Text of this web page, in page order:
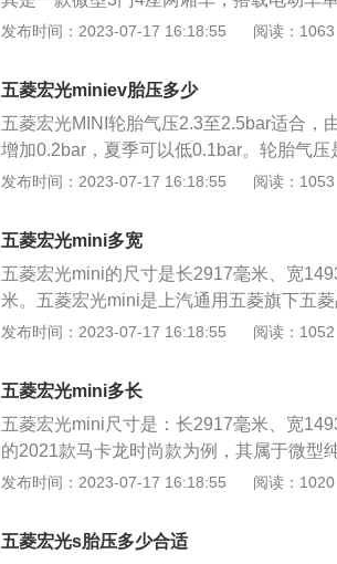
到汽车维修店进行补胎后，再重新充气即
压不足，但轮胎没有破洞，可能是因为轮
使用无线发射器将压力信息从轮胎内部发
1493mm、1621mm，轴距为1940mm，最
驱动方式为后置后驱，轮胎规格为145/
料：1、五菱宏光是上汽通用五菱推出的
研发产品，以流畅的外形设计，多样化、
性的完美平衡，以及在操控性和安全性上
象。2、五菱宏光以其小排量、巧妙设计、
菱宏光的一致评价。
发布时间：2023-07-17 16:18:55 阅读：1063
五菱宏光miniev胎压多少
五菱宏光MINI轮胎气压2.3至2.5bar适合，
增加0.2bar，夏季可以低0.1bar。轮胎气
胎气压的大小对车辆的特性驱动力拥有极
车雷达及其低速挡路人提醒系统软件、坡
备，与此同时后排座还配置2个ISOFIX安
宏光MINIEV的汽车方向盘正前方，还装有
互连。除此之外，新汽车还搭载车载收音
配备更重视应用性和稳定性。该辆微型电
发布时间：2023-07-17 16:18:55 阅读：1053
五菱宏光mini多宽
五菱宏光mini的尺寸是长2917毫米、宽
米。五菱宏光mini是上汽通用五菱旗下五
步车。五菱宏光mini是一款单电机车型，
前悬架使用了麦弗逊独立悬架，后悬架使
市街头，特别是脱离马路之后的街头巷道
小，容易停车，停车方便，而且很多人倒
台车感觉自己又行了。因为这是一款电车
发布时间：2023-07-17 16:18:55 阅读：1052
五菱宏光mini多长
五菱宏光mini尺寸是：长2917毫米、宽
的2021款马卡龙时尚款为例，其属于微型
整备质量为665千克。五菱宏光mini的
功率为20千瓦，电动机总扭矩为85纳米，
发布时间：2023-07-17 16:18:55 阅读：1020
五菱宏光s胎压多少合适